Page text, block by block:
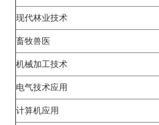
现代林业技术
畜牧兽医
机械加工技术
电气技术应用
计算机应用